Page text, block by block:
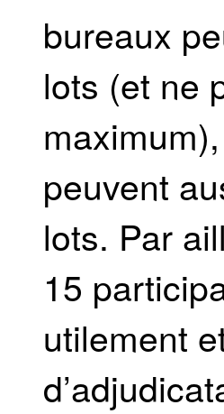
bureaux
lots (et ne
peuvent
lots. Par
15
utilement